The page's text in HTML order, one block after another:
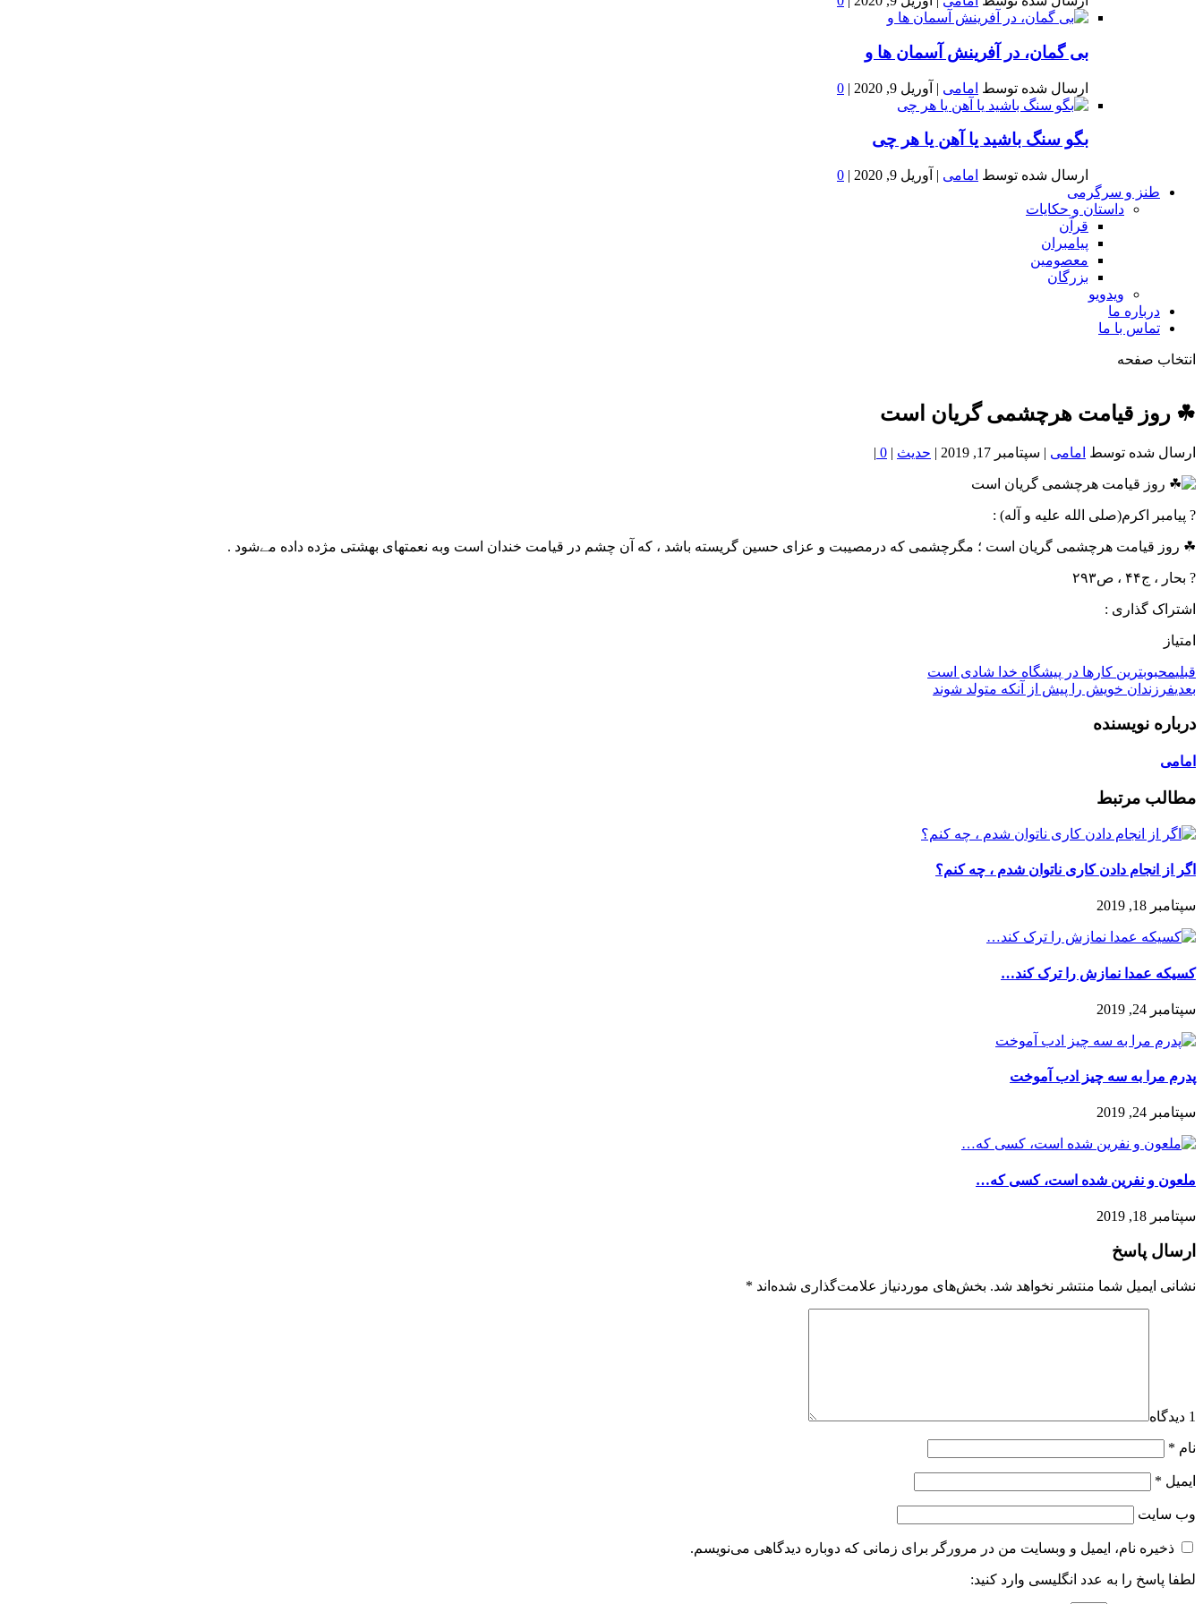
بى گمان، در آفرينش آسمان ها و
ارسال شده توسط امامی | آوریل 9, 2020 |
0
بگو سنگ باشید یا آهن یا هر چی
ارسال شده توسط امامی | آوریل 9, 2020 |
0
طنز و سرگرمی
داستان و حکایات
قرآن
پیامبران
معصومین
بزرگان
ویدویو
درباره ما
تماس با ما
انتخاب صفحه
خون
شمال
☘ روز قيامت هرچشمى گريان است
ارسال شده توسط امامی | سپتامبر 17, 2019 | حدیث |
0
|
? پیامبر اکرم(صلی الله علیه و آله) :
☘ روز قيامت هرچشمى گريان است ؛ مگرچشمى كه درمصيبت و عزاى حسين گريسته باشد ، كه آن چشم در قيامت خندان است وبه نعمتهاى بهشتى مژده داده مےشود .
? بحار ، ج۴۴ ، ص۲۹۳
اشتراک گذاری :
امتیاز
قبلیمحبوبترین کارها در پیشگاه خدا شادی است
بعدیفرزندان خویش را پیش از آنکه متولد شوند
درباره نویسنده
امامی
مطالب مرتبط
اگر از انجام دادن كارى ناتوان شدم ، چه كنم؟
سپتامبر 18, 2019
کسیکه عمدا نمازش را ترک کند…
سپتامبر 24, 2019
پدرم مرا به سه چيز ادب آموخت
سپتامبر 24, 2019
ملعون و نفرین شده است، کسی که…
سپتامبر 18, 2019
ارسال پاسخ
نشانی ایمیل شما منتشر نخواهد شد. بخش‌های موردنیاز علامت‌گذاری شده‌اند *
1 دیدگاه
نام *
ایمیل *
وب‌ سایت
ذخیره نام، ایمیل و وبسایت من در مرورگر برای زمانی که دوباره دیدگاهی می‌نویسم.
لطفا پاسخ را به عدد انگلیسی وارد کنید: